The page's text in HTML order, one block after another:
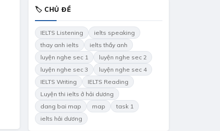
🏷 CHỦ ĐỀ
IELTS Listening
ielts speaking
thay anh ielts
ielts thầy anh
luyện nghe sec 1
luyện nghe sec 2
luyện nghe sec 3
luyện nghe sec 4
IELTS Writing
IELTS Reading
Luyện thi ielts ở hải dương
dang bai map
map
task 1
ielts hải dương